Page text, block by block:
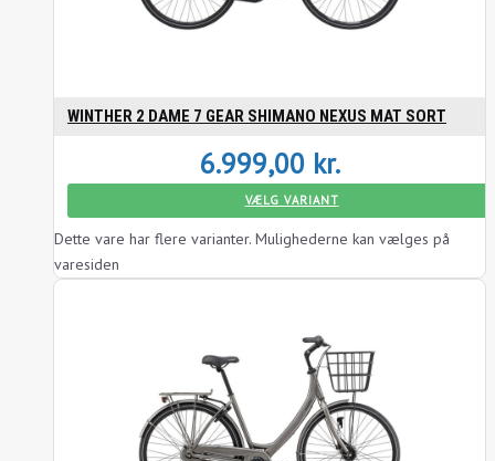
WINTHER 2 DAME 7 GEAR SHIMANO NEXUS MAT SORT
6.999,00 kr.
VÆLG VARIANT
Dette vare har flere varianter. Mulighederne kan vælges på
varesiden